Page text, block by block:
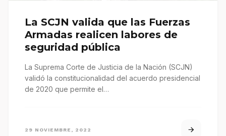
La SCJN valida que las Fuerzas
Armadas realicen labores de
seguridad pública
La Suprema Corte de Justicia de la Nación (SCJN)
validó la constitucionalidad del acuerdo presidencial
de 2020 que permite el…
29 NOVIEMBRE, 2022